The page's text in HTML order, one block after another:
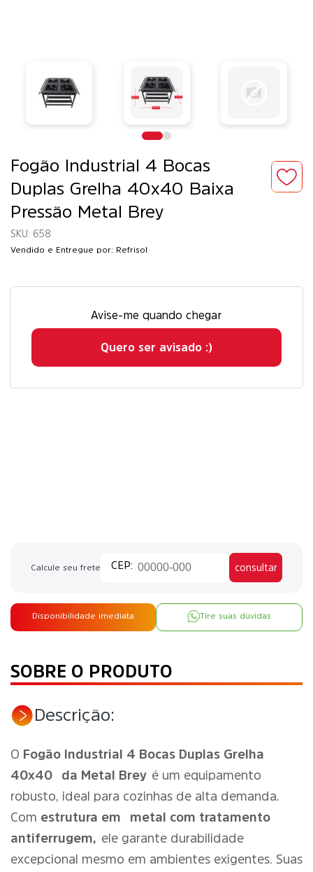
Fogão Industrial 4 Bocas
Duplas Grelha 40x40 Baixa
Pressão Metal Brey
658
Vendido e Entregue por: Refrisol
Avise-me quando chegar
Quero ser avisado :)
Calcule seu frete consultar
Disponibilidade imediata Tire suas dúvidas
SOBRE O PRODUTO
Descrição:
O Fogão Industrial 4 Bocas Duplas Grelha
40x40
da Metal Brey é um equipamento
robusto, ideal para cozinhas de alta demanda.
Com estrutura em
metal com tratamento
antiferrugem, ele garante durabilidade
excepcional mesmo em ambientes exigentes. Suas